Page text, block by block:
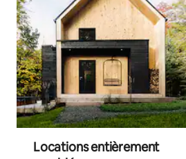
Locations entièrement